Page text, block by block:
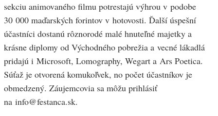
sekciu animovaného filmu potrestajú výhrou v podobe
30 000 maďarských forintov v hotovosti. Ďalší úspešní
účastníci dostanú rôznorodé malé hnuteľné majetky a
krásne diplomy od Východného pobrežia a vecné lákadlá
pridajú i Microsoft, Lomography, Wegart a Ars Poetica.
Súťaž je otvorená komukoľvek, no počet účastníkov je
obmedzený. Záujemcovia sa môžu prihlásiť
na info@festanca.sk.